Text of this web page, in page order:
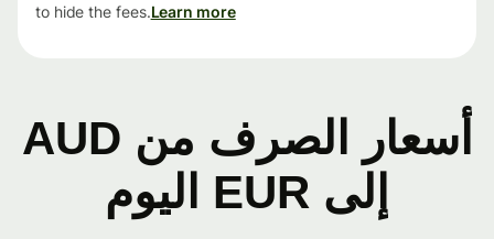
to hide the fees.Learn more
أسعار الصرف من AUD
إلى EUR اليوم